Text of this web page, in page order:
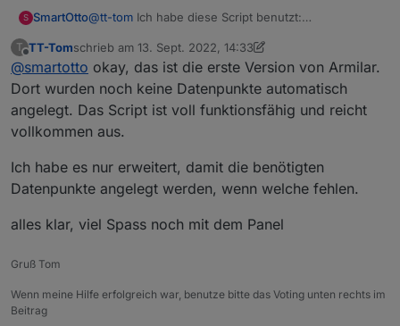
S SmartOtto@tt-tom Ich habe diese Script benutzt:
nspanel/987?_=1663055772088
Und jetzt nachdem ich die Datenpunkte angelegt
hatte und auch verstanden habe wie das Script
getriggert wird kann sagen: Das Script funktioniert.
T
Offline
TT-Tomschrieb am 13. Sept. 2022, 14:33
zuletzt editiert von TT-Tom
@smartotto okay, das ist die erste Version von Armilar.
Dort wurden noch keine Datenpunkte automatisch
angelegt. Das Script ist voll funktionsfähig und reicht
vollkommen aus.
Ich habe es nur erweitert, damit die benötigten
Datenpunkte angelegt werden, wenn welche fehlen.
alles klar, viel Spass noch mit dem Panel
Gruß Tom
Wenn meine Hilfe erfolgreich war, benutze bitte das Voting unten rechts im
Beitrag